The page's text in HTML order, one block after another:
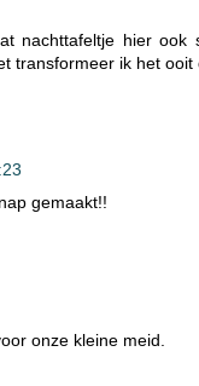
nachttafeltje hier
transformeer ik het
gemaakt!!
onze kleine meid.